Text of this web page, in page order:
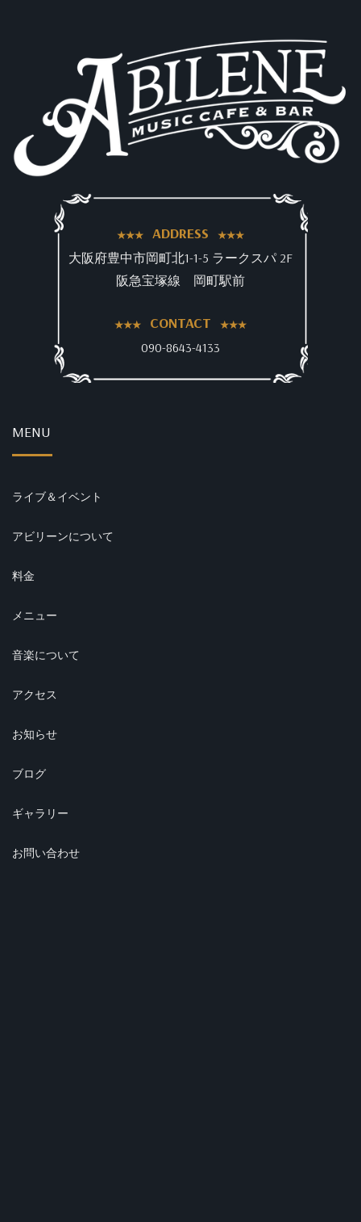
ADDRESS
大阪府豊中市岡町北1-1-5 ラークスパ 2F
阪急宝塚線 岡町駅前
CONTACT
090-8643-4133
MENU
ライブ＆イベント
アビリーンについて
料金
メニュー
音楽について
アクセス
お知らせ
ブログ
ギャラリー
お問い合わせ